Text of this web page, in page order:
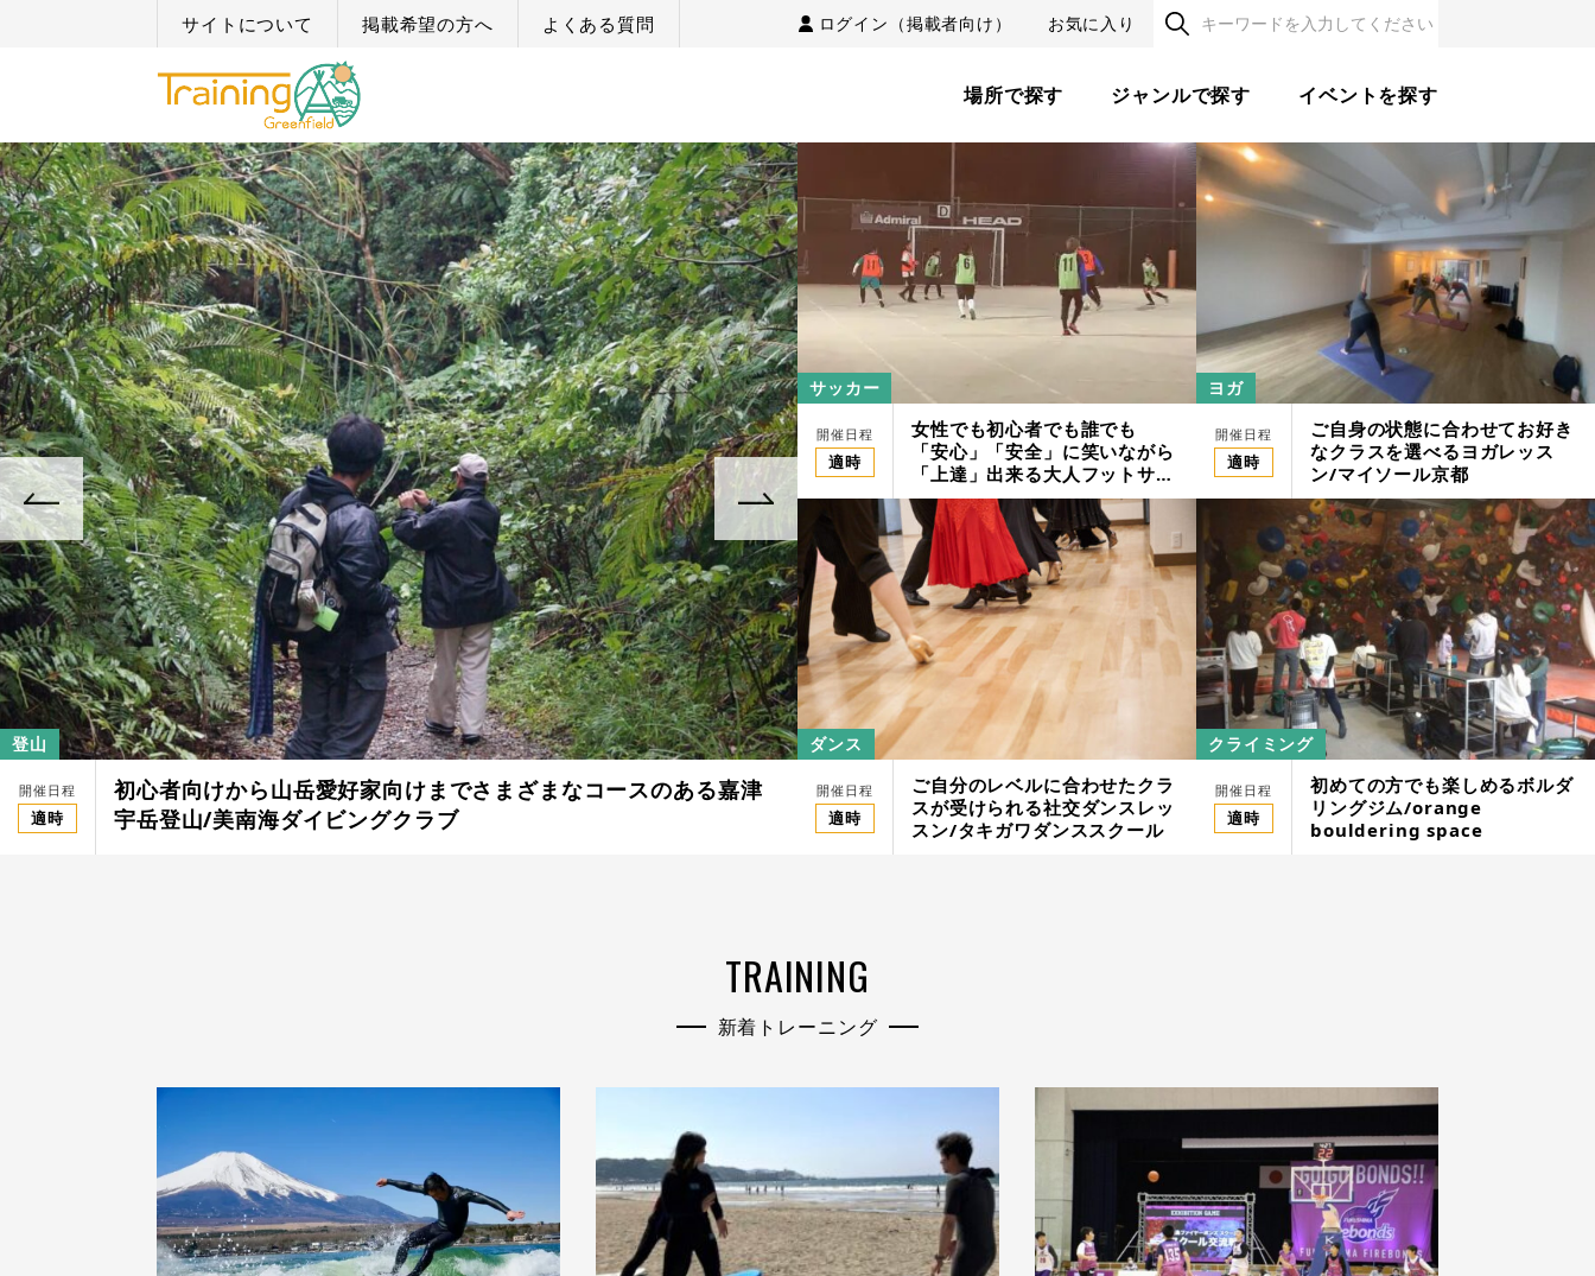
サイトについて 掲載希望の方へ よくある質問 ログイン（掲載者向け） お気に入り
場所で探す ジャンルで探す イベントを探す
登山
開催日程
適時
初心者向けから山岳愛好家向けまでさまざまなコースのある嘉津
宇岳登山/美南海ダイビングクラブ
ウェイクボード
開催日程
適時
山中湖でウェイクボード初心者体験スクール／HAKUTAKA
MARINE WAKEBOARD SCHOOL
サッカー
開催日程
適時
女性でも初心者でも誰でも
「安心」「安全」に笑いながら
「上達」出来る大人フットサル
スクール/スポーツフィールド
PACIFIC筑紫野
ヨガ
開催日程
適時
ご自身の状態に合わせてお好き
なクラスを選べるヨガレッス
ン/マイソール京都
ダンス
開催日程
適時
ご自分のレベルに合わせたクラ
スが受けられる社交ダンスレッ
スン/タキガワダンススクール
クライミング
開催日程
適時
初めての方でも楽しめるボルダ
リングジム/orange
bouldering space
TRAINING
新着トレーニング